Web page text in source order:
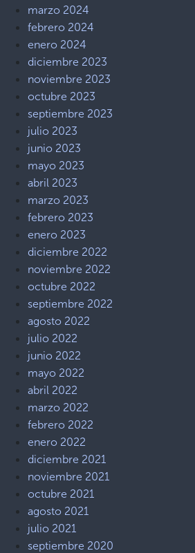
marzo 2024
febrero 2024
enero 2024
diciembre 2023
noviembre 2023
octubre 2023
septiembre 2023
julio 2023
junio 2023
mayo 2023
abril 2023
marzo 2023
febrero 2023
enero 2023
diciembre 2022
noviembre 2022
octubre 2022
septiembre 2022
agosto 2022
julio 2022
junio 2022
mayo 2022
abril 2022
marzo 2022
febrero 2022
enero 2022
diciembre 2021
noviembre 2021
octubre 2021
agosto 2021
julio 2021
septiembre 2020